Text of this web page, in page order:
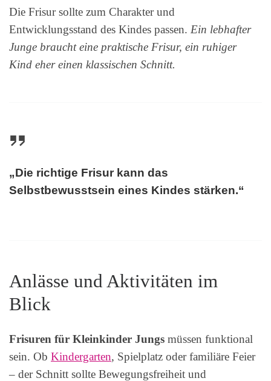
Die Frisur sollte zum Charakter und
Entwicklungsstand des Kindes passen. Ein lebhafter
Junge braucht eine praktische Frisur, ein ruhiger
Kind eher einen klassischen Schnitt.
„Die richtige Frisur kann das
Selbstbewusstsein eines Kindes stärken.“
Anlässe und Aktivitäten im
Blick
Frisuren für Kleinkinder Jungs müssen funktional
sein. Ob Kindergarten, Spielplatz oder familiäre Feier
– der Schnitt sollte Bewegungsfreiheit und